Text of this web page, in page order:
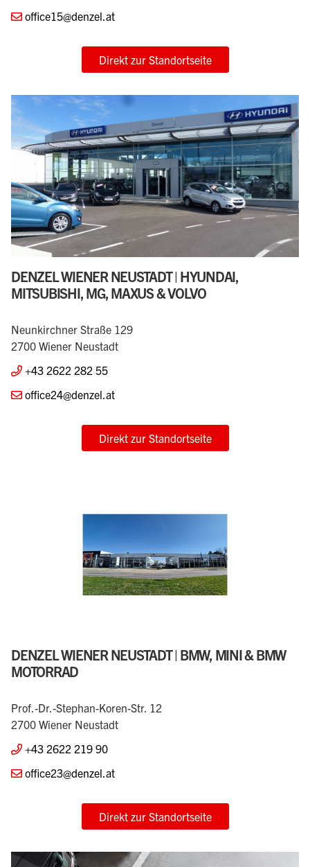
office15@denzel.at
Direkt zur Standortseite
DENZEL WIENER NEUSTADT | HYUNDAI,
MITSUBISHI, MG, MAXUS & VOLVO
Neunkirchner Straße 129
2700 Wiener Neustadt
+43 2622 282 55
office24@denzel.at
Direkt zur Standortseite
DENZEL WIENER NEUSTADT | BMW, MINI & BMW
MOTORRAD
Prof.-Dr.-Stephan-Koren-Str. 12
2700 Wiener Neustadt
+43 2622 219 90
office23@denzel.at
Direkt zur Standortseite